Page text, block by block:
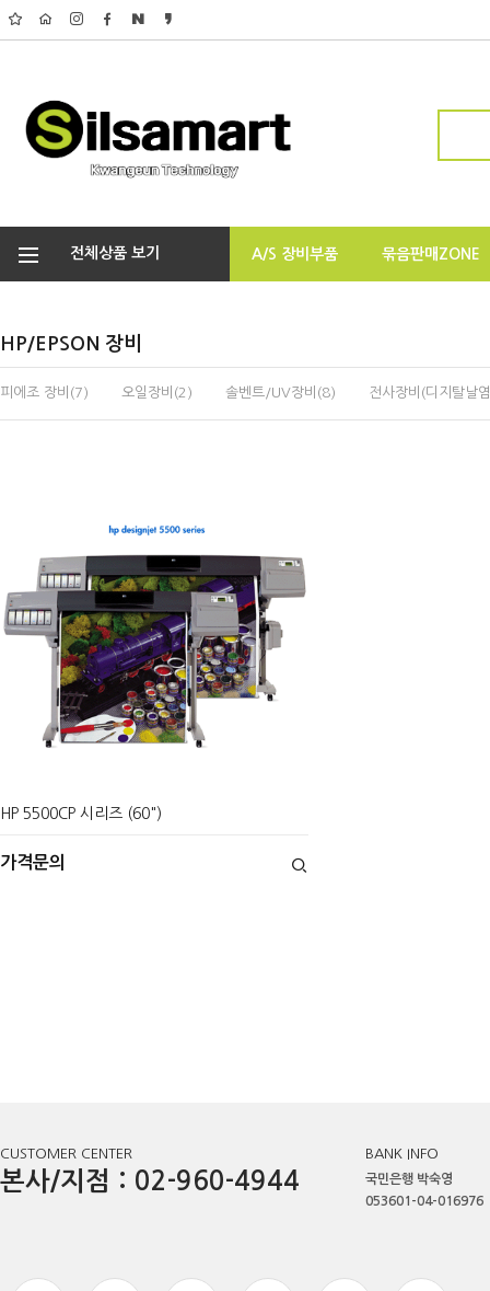
전체상품 보기 A/S 장비부품 묶음판매ZONE
HP/EPSON 장비
피에조 장비(7) 오일장비(2) 솔벤트/UV장비(8) 전사장비(디지탈날
HP 5500CP 시리즈 (60")
가격문의
CUSTOMER CENTER
본사/지점 : 02-960-4944
BANK INFO
국민은행 박숙영
053601-04-016976